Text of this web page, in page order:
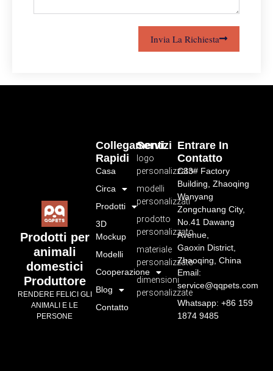
Invia La Richiesta
Prodotti per
animali
domestici
Produttore
RENDERE FELICI GLI
ANIMALI E LE
PERSONE
Servizi
logo
personalizzato
modelli
personalizzati
prodotto
personalizzato
materiale
personalizzato
dimensioni
personalizzate
Collegamenti
Rapidi
Casa
Circa
Prodotti
3D
Mockup
Modelli
Cooperazione
Blog
Contatto
Entrare In
Contatto
C33# Factory
Building, Zhaoqing
Wanyang
Zongchuang City,
No.41 Dawang
Avenue,
Gaoxin District,
Zhaoqing, China
Email:
service@qqpets.com
Whatsapp: +86 159
1874 9485